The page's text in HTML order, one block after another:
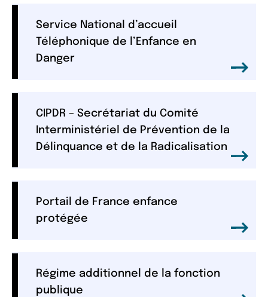
Service National d’accueil
Téléphonique de l’Enfance en
Danger
CIPDR – Secrétariat du Comité
Interministériel de Prévention de la
Délinquance et de la Radicalisation
Portail de France enfance
protégée
Régime additionnel de la fonction
publique